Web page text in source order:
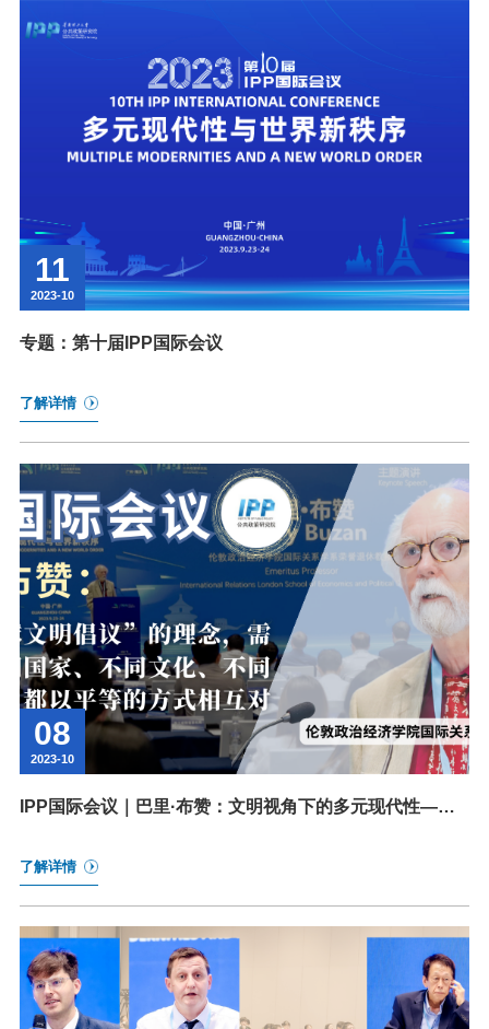
11
2023-10
专题：第十届IPP国际会议
了解详情
08
2023-10
IPP国际会议｜巴里·布赞：文明视角下的多元现代性——
了解详情